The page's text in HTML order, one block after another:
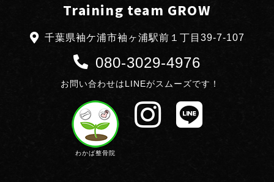
Training team GROW
千葉県袖ケ浦市袖ヶ浦駅前１丁目39-7-107
080-3029-4976
お問い合わせはLINEがスムーズです！
わかば整骨院